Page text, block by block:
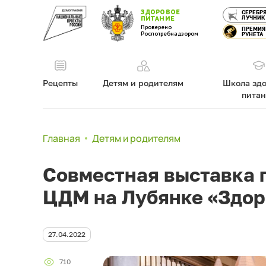
ЗДОРОВОЕ
ПИТАНИЕ
Проверено
Роспотребнадзором
ЛУЧНИК
ПРЕМИЯ
РУНЕТА
Рецепты Детям и родителям
Школа
Главная Детям и родителям
Совместная выставка
ЦДМ на Лубянке
27.04.2022
710